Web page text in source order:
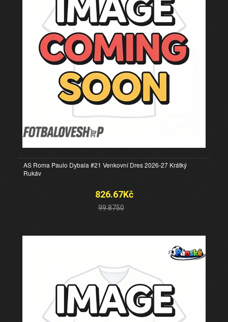
AS Roma Paulo Dybala #21 Venkovní Dres 2026-27 Krátký
Rukáv
826.67Kč
99.8750